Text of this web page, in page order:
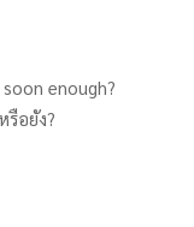
enough?
อยัง?